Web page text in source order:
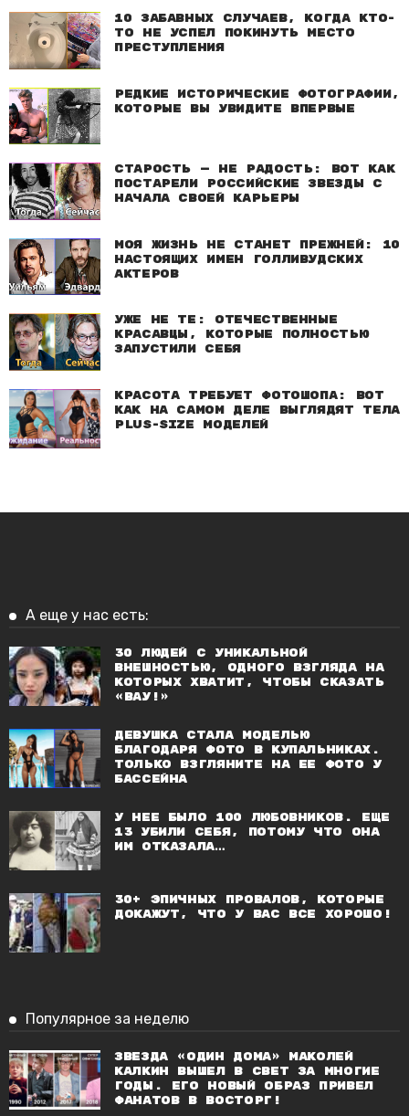
10 забавных случаев, когда кто-
то не успел покинуть место
преступления
Редкие исторические фотографии,
которые вы увидите впервые
Старость — не радость: Вот как
постарели российские звезды с
начала своей карьеры
Моя жизнь не станет прежней: 10
настоящих имен голливудских
актеров
Уже не те: Отечественные
красавцы, которые полностью
запустили себя
Красота требует фотошопа: Вот
как на самом деле выглядят тела
plus-size моделей
А еще у нас есть:
30 людей с уникальной
внешностью, одного взгляда на
которых хватит, чтобы сказать
«вау!»
Девушка стала моделью
благодаря фото в купальниках.
Только взгляните на ее фото у
бассейна
У нее было 100 любовников. Еще
13 убили себя, потому что она
им отказала…
30+ эпичных провалов, которые
докажут, что у вас все хорошо!
Популярное за неделю
Звезда «Один дома» Маколей
Калкин вышел в свет за многие
годы. Его новый образ привел
фанатов в восторг!